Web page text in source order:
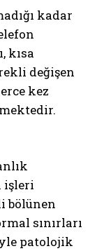
kadar
kısa
değişen
kez
işleri
bölünen
sınırları
patolojik